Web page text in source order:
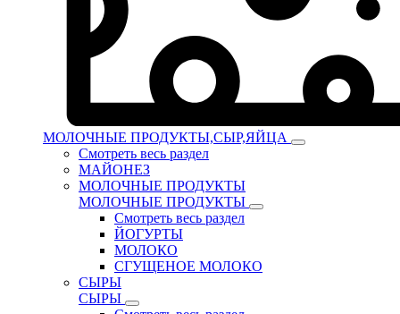
МОЛОЧНЫЕ ПРОДУКТЫ,СЫР,ЯЙЦА
Смотреть весь раздел
МАЙОНЕЗ
МОЛОЧНЫЕ ПРОДУКТЫ
МОЛОЧНЫЕ ПРОДУКТЫ
Смотреть весь раздел
ЙОГУРТЫ
МОЛОКО
СГУЩЕНОЕ МОЛОКО
СЫРЫ
СЫРЫ